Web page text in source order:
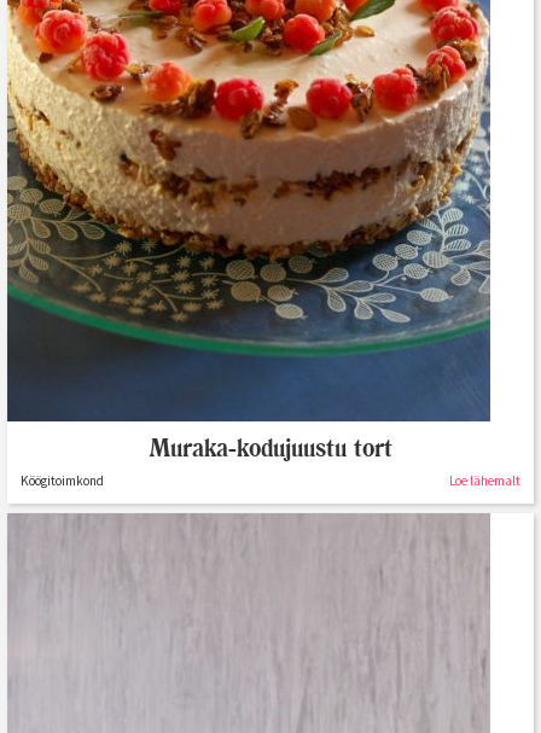
Muraka-kodujuustu tort
Köögitoimkond Loe lähemalt